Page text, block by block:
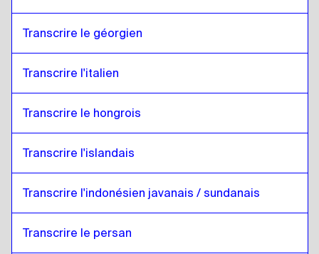
Transcrire le géorgien
Transcrire l'italien
Transcrire le hongrois
Transcrire l'islandais
Transcrire l'indonésien javanais / sundanais
Transcrire le persan